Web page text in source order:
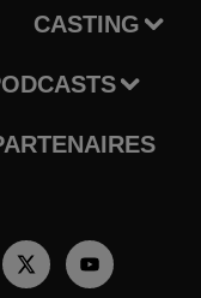
CASTING